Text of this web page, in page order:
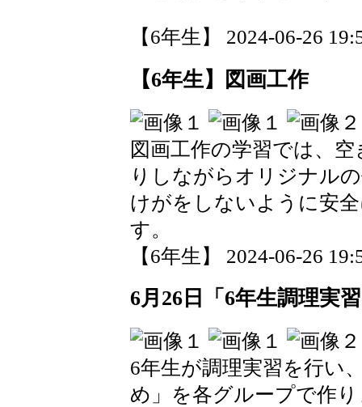
【6年生】 2024-06-26
【6年生】図画工作
図画工作の学習では、
りしながらオリジナル
けがをしないように安
す。
【6年生】 2024-06-26
6月26日「6年生調理実
6年生が調理実習を行い
め」を各グループで作